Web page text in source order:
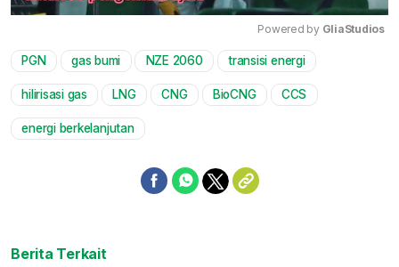
Powered by GliaStudios
PGN gas bumi NZE 2060 transisi energi
hilirisasi gas LNG CNG BioCNG CCS
energi berkelanjutan
Berita Terkait